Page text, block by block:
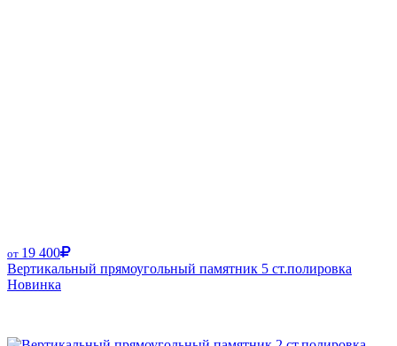
от 19 400
Вертикальный прямоугольный памятник 5 ст.полировка
Новинка